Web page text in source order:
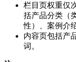
栏目页权重仅
括产品分类（
性）、案例介
内容页包括产
词。